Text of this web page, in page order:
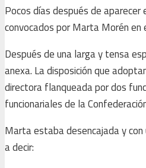
Pocos días después de
convocados por Marta Morén en
Después de una larga y tensa
anexa. La disposición que
directora flanqueada por dos
funcionariales de la
Marta estaba desencajada y con
a decir: